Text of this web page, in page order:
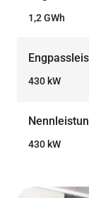
1,2 GWh
430 kW
430 kW